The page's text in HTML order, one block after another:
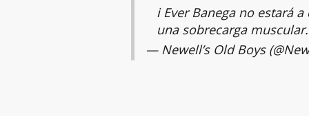
ℹ️ Ever Banega no estará
una sobrecarga muscular.
— Newell’s Old Boys